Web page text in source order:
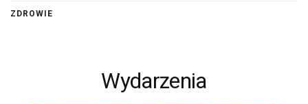
ZDROWIE
Wydarzenia